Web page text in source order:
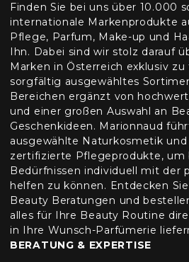
Finden Sie bei uns über 10.000
internationale Markenprodukte
Pflege, Parfum, Make-up und
Ihn. Dabei sind wir stolz darauf
Marken in Österreich exklusiv zu
sorgfältig ausgewähltes
Bereichen ergänzt von
und einer großen Auswahl an
Geschenkideen. Marionnaud
ausgewählte Naturkosmetik und
zertifizierte Pflegeprodukte, um
Bedürfnissen individuell mit der
helfen zu können. Entdecken
Beauty Beratungen und
alles für Ihre Beauty Routine
in Ihre Wunsch-Parfümerie
BERATUNG & EXPERTISE